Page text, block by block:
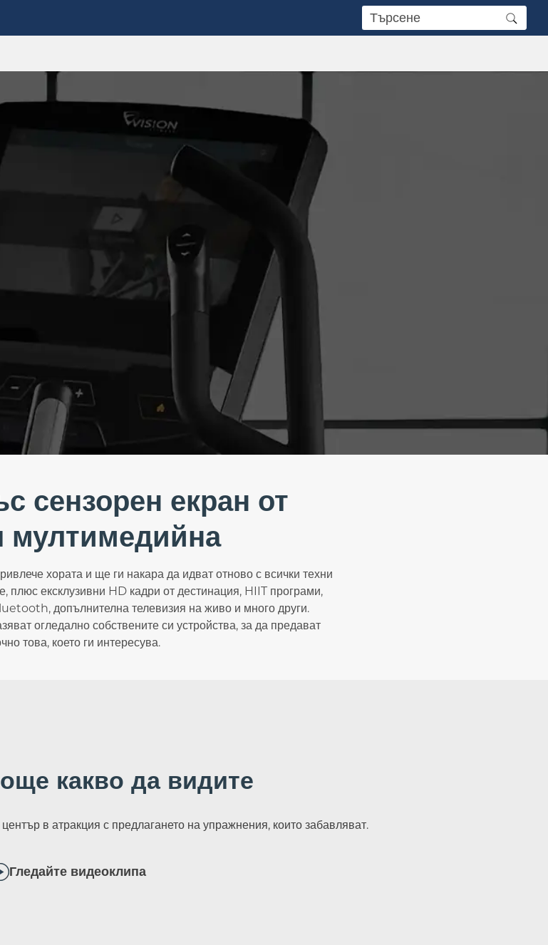
сензорен екран от
мултимедийна
хората и ще ги накара да идват отново с всички техни
плюс ексклузивни HD кадри от дестинация, HIIT програми,
допълнителна телевизия на живо и много други.
огледално собствените си устройства, за да предават
това, което ги интересува.
какво да видите
в атракция с предлагането на упражнения, които забавляват.
Гледайте видеоклипа